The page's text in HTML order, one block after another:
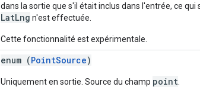
dans la sortie que s'il était inclus dans l'entrée, ce
LatLng n'est effectuée.
Cette fonctionnalité est expérimentale.
enum (PointSource)
Uniquement en sortie. Source du champ point